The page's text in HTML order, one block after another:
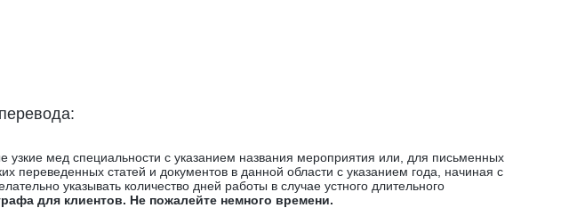
узкие мед специальности с указанием названия мероприятия или, для письменных
переведенных статей и документов в данной области с указанием года, начиная с
указывать количество дней работы в случае устного длительного
для клиентов. Не пожалейте немного времени.